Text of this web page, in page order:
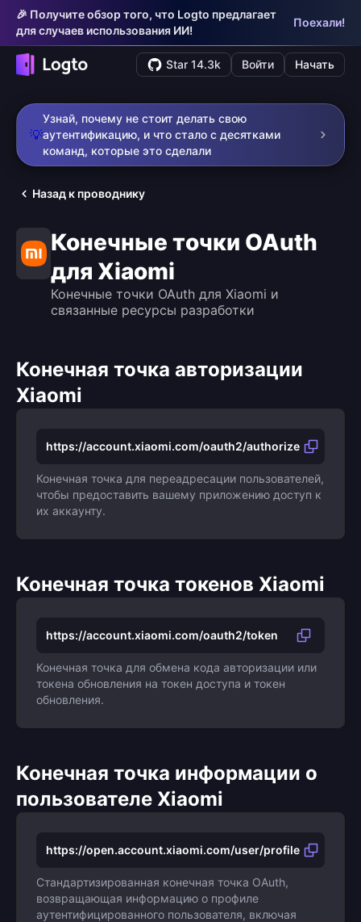
🎉 Получите обзор того, что Logto предлагает
для случаев использования ИИ!
Поехали!
Star 14.3k Войти Начать
💡
Узнай, почему не стоит делать свою
аутентификацию, и что стало с десятками
команд, которые это сделали
Назад к проводнику
Конечные точки OAuth
для Xiaomi
Конечные точки OAuth для Xiaomi и
связанные ресурсы разработки
Конечная точка авторизации
Xiaomi
https://account.xiaomi.com/oauth2/authorize
Конечная точка для переадресации пользователей,
чтобы предоставить вашему приложению доступ к
их аккаунту.
Конечная точка токенов Xiaomi
https://account.xiaomi.com/oauth2/token
Конечная точка для обмена кода авторизации или
токена обновления на токен доступа и токен
обновления.
Конечная точка информации о
пользователе Xiaomi
https://open.account.xiaomi.com/user/profile
Стандартизированная конечная точка OAuth,
возвращающая информацию о профиле
аутентифицированного пользователя, включая